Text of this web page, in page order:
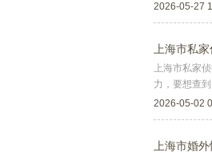
2026-05-27
上海市私
上海市私家
力，要想查
疑
2026-05-02
上海市婚